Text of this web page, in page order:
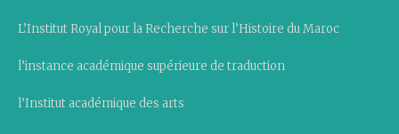
L’Institut Royal pour la Recherche sur l’Histoire du Maroc
l’instance académique supérieure de traduction
l’Institut académique des arts